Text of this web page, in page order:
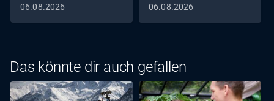
06.08.2026
Folge 1408
06.08.2026
Das könnte dir auch gefallen